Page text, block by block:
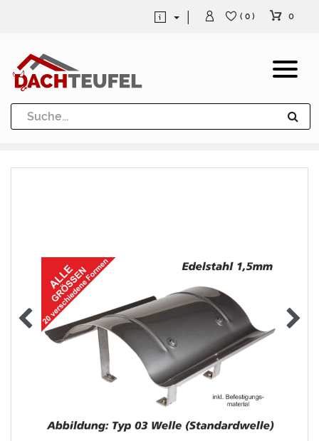
Dachrinne und Fallrohre
Werkzeuge und Löttechnik
( 0 ) 0